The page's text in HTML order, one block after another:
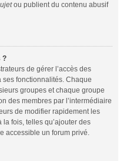
ou publient du contenu abusif
?
de gérer l’accès des
ses fonctionnalités. Chaque
groupes et chaque groupe
des membres par l’intermédiaire
de modifier rapidement les
fois, telles qu’ajouter des
accessible un forum privé.